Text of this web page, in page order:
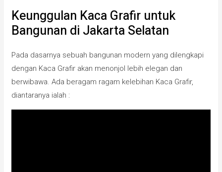
Keunggulan Kaca Grafir untuk
Bangunan di Jakarta Selatan
Pada dasarnya sebuah bangunan modern yang dilengkapi
dengan Kaca Grafir akan menonjol lebih elegan dan
berwibawa. Ada beragam ragam kelebihan Kaca Grafir,
diantaranya ialah :